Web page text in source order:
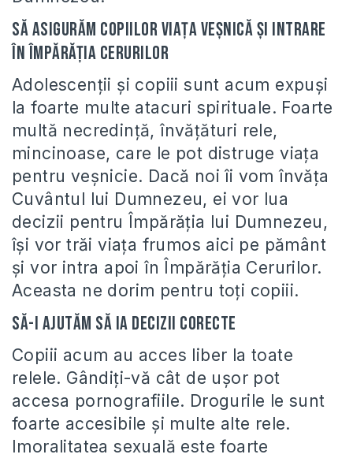
Să asigurăm copiilor viața veșnică și intrare
în Împărăția Cerurilor
Adolescenții și copiii sunt acum expuși
la foarte multe atacuri spirituale. Foarte
multă necredință, învățături rele,
mincinoase, care le pot distruge viața
pentru veșnicie. Dacă noi îi vom învăța
Cuvântul lui Dumnezeu, ei vor lua
decizii pentru Împărăția lui Dumnezeu,
își vor trăi viața frumos aici pe pământ
și vor intra apoi în Împărăția Cerurilor.
Aceasta ne dorim pentru toți copiii.
Să-i ajutăm să ia decizii corecte
Copiii acum au acces liber la toate
relele. Gândiți-vă cât de ușor pot
accesa pornografiile. Drogurile le sunt
foarte accesibile și multe alte rele.
Imoralitatea sexuală este foarte